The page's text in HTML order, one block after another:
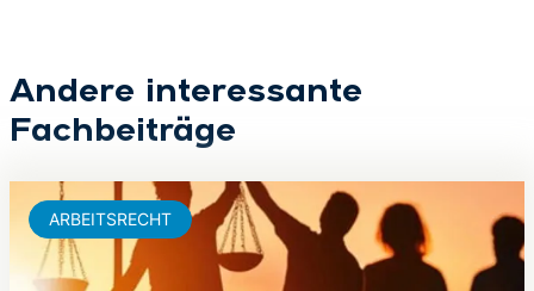
Andere interessante
Fachbeiträge
ARBEITSRECHT